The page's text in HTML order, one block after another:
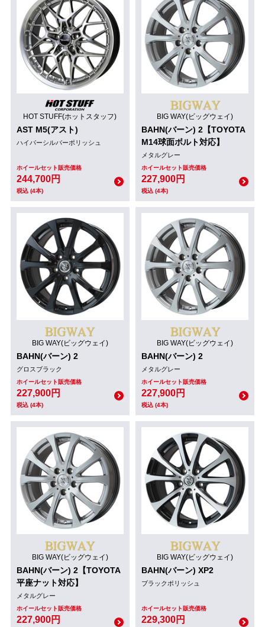
HOT STUFF(ホットスタッフ)
AST M5(アスト)
ハイパーシルバーポリッシュ
ホイールセット販売価格
244,700円
税込 (4本)
BIG WAY(ビッグウェイ)
BAHN(バーン) 2【TOYOTA
M14球面ボルト対応】
メタルグレー
ホイールセット販売価格
227,900円
税込 (4本)
BIG WAY(ビッグウェイ)
BAHN(バーン) 2
グロスブラック
ホイールセット販売価格
227,900円
税込 (4本)
BIG WAY(ビッグウェイ)
BAHN(バーン) 2
メタルグレー
ホイールセット販売価格
227,900円
税込 (4本)
BIG WAY(ビッグウェイ)
BAHN(バーン) 2【TOYOTA
平座ナット対応】
メタルグレー
ホイールセット販売価格
227,900円
BIG WAY(ビッグウェイ)
BAHN(バーン) XP2
ブラックポリッシュ
ホイールセット販売価格
229,300円